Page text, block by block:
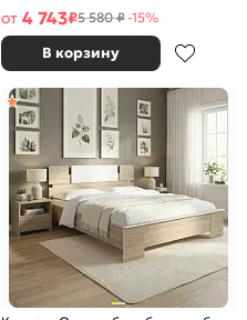
от 4 743₽5 580 ₽-15%
В корзину